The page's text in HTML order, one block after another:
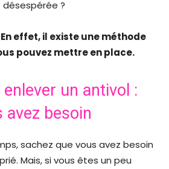
?
effet, il existe une méthode
pouvez mettre en place.
un antivol :
avez besoin
sachez que vous avez besoin
Mais, si vous êtes un peu